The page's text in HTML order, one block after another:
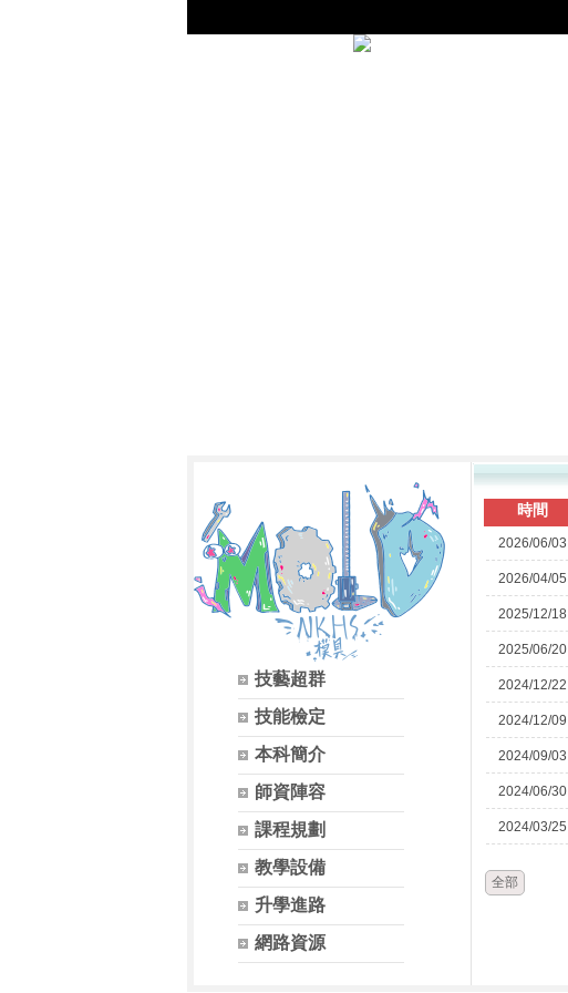
技藝超群
技能檢定
本科簡介
師資陣容
課程規劃
教學設備
升學進路
網路資源
時間
2026/06/03
2026/04/05
2025/12/18
2025/06/20
2024/12/22
2024/12/09
2024/09/03
2024/06/30
2024/03/25
全部